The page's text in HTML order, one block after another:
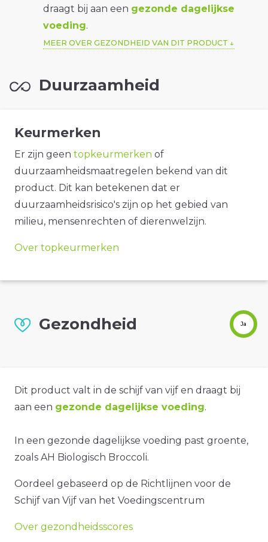
draagt bij aan een gezonde dagelijkse
voeding.
MEER OVER GEZONDHEID VAN DIT PRODUCT
Duurzaamheid
Keurmerken
Er zijn geen topkeurmerken of
duurzaamheidsmaatregelen bekend van dit
product. Dit kan betekenen dat er
duurzaamheidsrisico's zijn op het gebied van
milieu, mensenrechten of dierenwelzijn.
Over topkeurmerken
Gezondheid Ja
Dit product valt in de schijf van vijf en draagt bij
aan een gezonde dagelijkse voeding.
In een gezonde dagelijkse voeding past groente,
zoals AH Biologisch Broccoli.
Oordeel gebaseerd op de Richtlijnen voor de
Schijf van Vijf van het Voedingscentrum
Over gezondheidsscores